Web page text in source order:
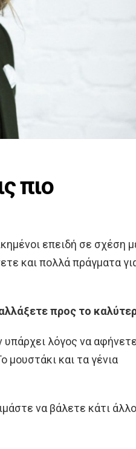
πιο
επειδή σε σχέση
και πολλά πράγματα
προς το
λόγος να αφήνετε
μουστάκι και τα γένια
να βάλετε κάτι